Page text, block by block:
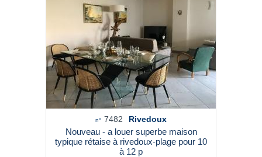
n° 7482 Rivedoux
Nouveau - a louer superbe maison
typique rétaise à rivedoux-plage pour 10
à 12 p